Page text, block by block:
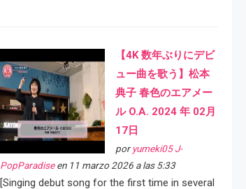
【4K 数年ぶりにデビ
ュー曲を歌う】松本
典子 春色のエアメー
ル O.A. 2024 年 02月
17日
por yumeki05 J-
PopParadiseen 11 marzo 2026 a las 5:33
[Singing debut song for the first time in several